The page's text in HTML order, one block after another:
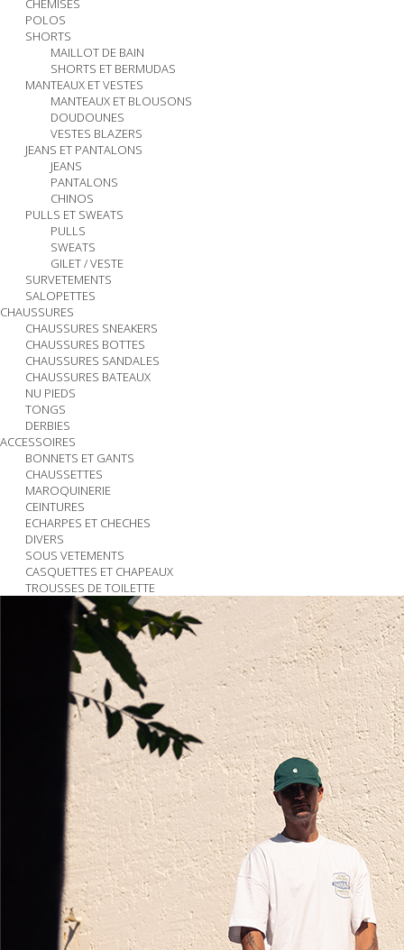
CHEMISES
POLOS
SHORTS
MAILLOT DE BAIN
SHORTS ET BERMUDAS
MANTEAUX ET VESTES
MANTEAUX ET BLOUSONS
DOUDOUNES
VESTES BLAZERS
JEANS ET PANTALONS
JEANS
PANTALONS
CHINOS
PULLS ET SWEATS
PULLS
SWEATS
GILET / VESTE
SURVETEMENTS
SALOPETTES
CHAUSSURES
CHAUSSURES SNEAKERS
CHAUSSURES BOTTES
CHAUSSURES SANDALES
CHAUSSURES BATEAUX
NU PIEDS
TONGS
DERBIES
ACCESSOIRES
BONNETS ET GANTS
CHAUSSETTES
MAROQUINERIE
CEINTURES
ECHARPES ET CHECHES
DIVERS
SOUS VETEMENTS
CASQUETTES ET CHAPEAUX
TROUSSES DE TOILETTE